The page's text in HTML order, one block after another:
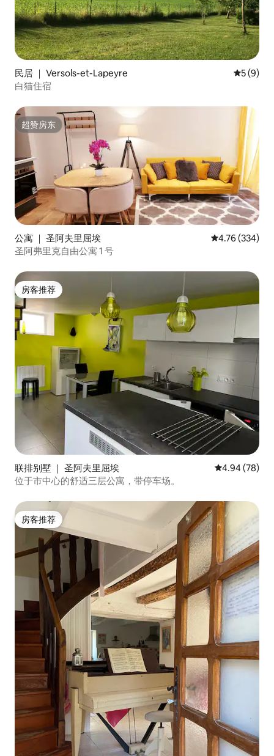
民居 ｜ Versols-et-Lapeyre 平均评分
5 (9)
白猫住宿
超赞房东
超赞房东
公寓 ｜ 圣阿夫里屈埃 平均评分 4.76
4.76 (334)
圣阿弗里克自由公寓 1 号
房客推荐
房客推荐
联排别墅 ｜ 圣阿夫里屈埃 平均评分 4.94
4.94 (78)
位于市中心的舒适三层公寓，带停车场。
房客推荐
房客推荐